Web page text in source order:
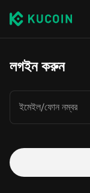
লগইন করুন
ইমেইল/ফোন নম্বর